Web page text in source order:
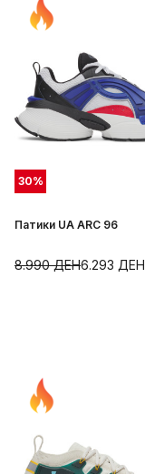
30%
Патики UA ARC 96
6.293 ДЕН
8.990ДЕН